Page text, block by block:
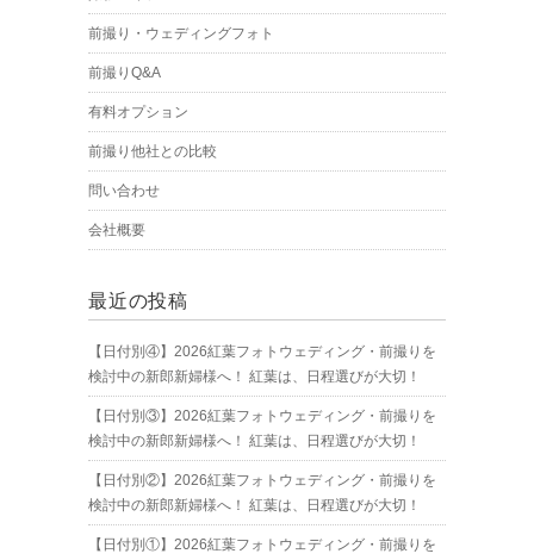
前撮り・ウェディングフォト
前撮りQ&A
有料オプション
前撮り他社との比較
問い合わせ
会社概要
最近の投稿
【日付別④】2026紅葉フォトウェディング・前撮りを
検討中の新郎新婦様へ！ 紅葉は、日程選びが大切！
【日付別③】2026紅葉フォトウェディング・前撮りを
検討中の新郎新婦様へ！ 紅葉は、日程選びが大切！
【日付別②】2026紅葉フォトウェディング・前撮りを
検討中の新郎新婦様へ！ 紅葉は、日程選びが大切！
【日付別①】2026紅葉フォトウェディング・前撮りを